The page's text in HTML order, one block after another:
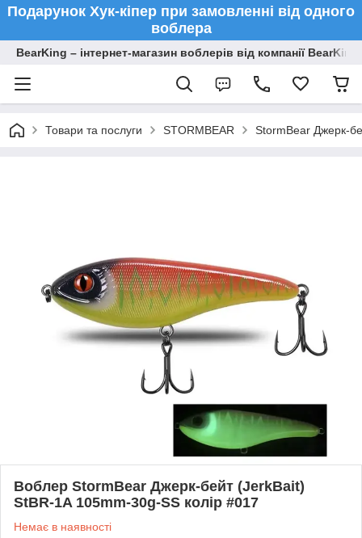
Подарунок Хук-кіпер при замовленні від одного
воблера
BearKing – інтернет-магазин воблерів від компанії BearKing
Товари та послуги STORMBEAR StormBear Джерк-
Воблер StormBear Джерк-бейт (JerkBait)
StBR-1A 105mm-30g-SS колір #017
Немає в наявності